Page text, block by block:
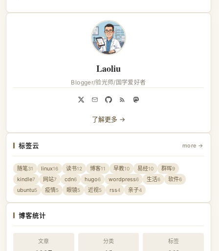
Laoliu
Blogger/验光师/国学爱好者
了解更多 →
标签云 more →
随笔31 linux16 读书12 博客11 早教10 易经10 群晖9
kindle7 网站7 cdn6 hugo6 wordpress6 生活6 软件6
ubuntu5 疫情5 眼镜5 近视5 rss4 亲子4
博客统计
文章 分类 标签